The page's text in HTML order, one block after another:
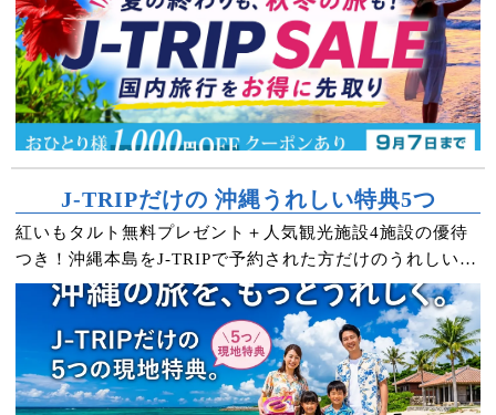
J-TRIPだけの 沖縄うれしい特典5つ
紅いもタルト無料プレゼント＋人気観光施設4施設の優待
つき！沖縄本島をJ-TRIPで予約された方だけのうれしい特
典です。